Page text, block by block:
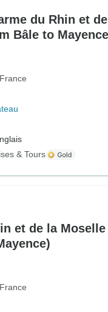
du Rhin et de
Bâle to
France
& Tours
et de la Moselle
France